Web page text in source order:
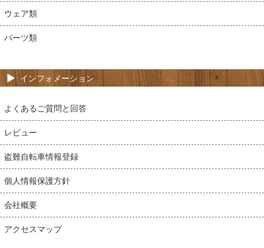
ウェア類
パーツ類
インフォメーション
よくあるご質問と回答
レビュー
盗難自転車情報登録
個人情報保護方針
会社概要
アクセスマップ